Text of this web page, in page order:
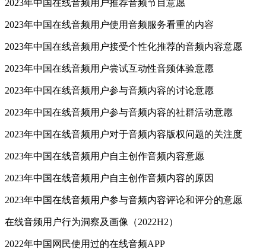
2023年中国在线音频用户推荐音频节目意愿
2023年中国在线音频用户使用音频服务看重的内容
2023年中国在线音频用户接受个性化推荐的音频内容意愿
2023年中国在线音频用户尝试互动性音频体验意愿
2023年中国在线音频用户参与音频内容的讨论意愿
2023年中国在线音频用户参与音频内容的社群活动意愿
2023年中国在线音频用户对于音频内容版权问题的关注度
2023年中国在线音频用户自主创作音频内容意愿
2023年中国在线音频用户自主创作音频内容的原因
2023年中国在线音频用户参与音频内容评论和评分的意愿
在线音频用户行为洞察及画像（2022H2）
2022年中国网民使用过的在线音频APP